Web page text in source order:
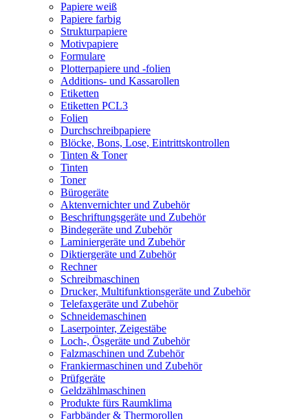
Papiere weiß
Papiere farbig
Strukturpapiere
Motivpapiere
Formulare
Plotterpapiere und -folien
Additions- und Kassarollen
Etiketten
Etiketten PCL3
Folien
Durchschreibpapiere
Blöcke, Bons, Lose, Eintrittskontrollen
Tinten & Toner
Tinten
Toner
Bürogeräte
Aktenvernichter und Zubehör
Beschriftungsgeräte und Zubehör
Bindegeräte und Zubehör
Laminiergeräte und Zubehör
Diktiergeräte und Zubehör
Rechner
Schreibmaschinen
Drucker, Multifunktionsgeräte und Zubehör
Telefaxgeräte und Zubehör
Schneidemaschinen
Laserpointer, Zeigestäbe
Loch-, Ösgeräte und Zubehör
Falzmaschinen und Zubehör
Frankiermaschinen und Zubehör
Prüfgeräte
Geldzählmaschinen
Produkte fürs Raumklima
Farbbänder & Thermorollen